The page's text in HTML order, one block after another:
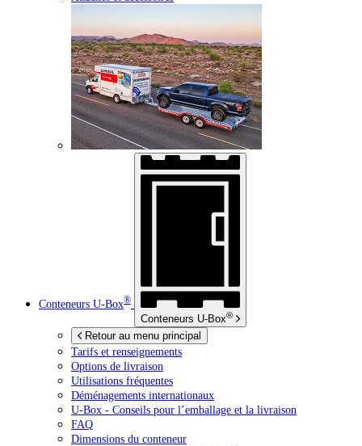
Conteneurs U-Box®
Conteneurs U-Box®
Retour au menu principal
Tarifs et renseignements
Options de livraison
Utilisations fréquentes
Déménagements internationaux
U-Box - Conseils pour l’emballage et la livraison
FAQ
Dimensions du conteneur